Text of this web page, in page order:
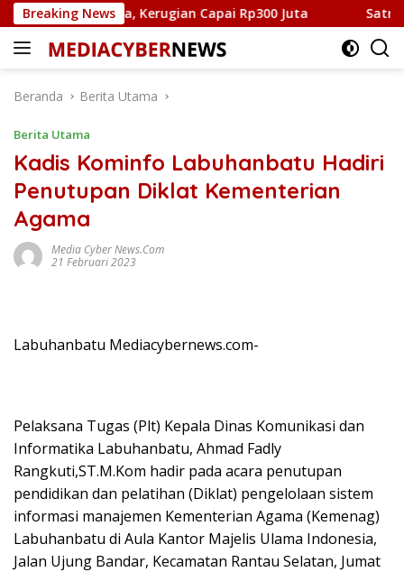
Langsung
ke
konten
Breaking News
Kota, Kerugian Capai Rp300 Juta
Beranda Berita Utama
Berita Utama
Kadis Kominfo Labuhanbatu Hadiri
Penutupan Diklat Kementerian
Agama
Media Cyber News.Com
21 Februari 2023
Labuhanbatu Mediacybernews.com-
Pelaksana Tugas (Plt) Kepala Dinas Komunikasi dan
Informatika Labuhanbatu, Ahmad Fadly
Rangkuti,ST.M.Kom hadir pada acara penutupan
pendidikan dan pelatihan (Diklat) pengelolaan sistem
informasi manajemen Kementerian Agama (Kemenag)
Labuhanbatu di Aula Kantor Majelis Ulama Indonesia,
Jalan Ujung Bandar, Kecamatan Rantau Selatan, Jumat